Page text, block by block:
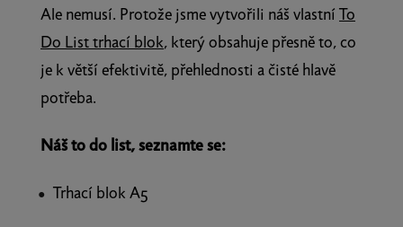
Ale nemusí. Protože jsme vytvořili náš vlastní To
Do List trhací blok, který obsahuje přesně to, co
je k větší efektivitě, přehlednosti a čisté hlavě
potřeba.
Náš to do list, seznamte se:
Trhací blok A5